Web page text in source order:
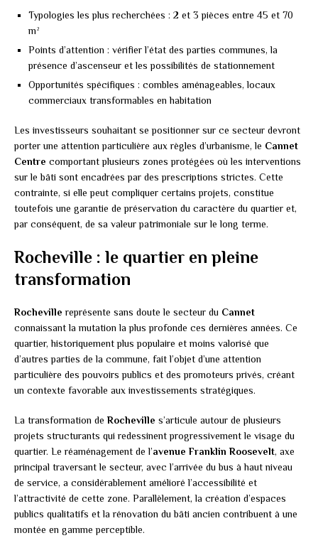
Typologies les plus recherchées : 2 et 3 pièces entre 45 et 70
m²
Points d’attention : vérifier l’état des parties communes, la
présence d’ascenseur et les possibilités de stationnement
Opportunités spécifiques : combles aménageables, locaux
commerciaux transformables en habitation
Les investisseurs souhaitant se positionner sur ce secteur devront
porter une attention particulière aux règles d’urbanisme, le Cannet
Centre comportant plusieurs zones protégées où les interventions
sur le bâti sont encadrées par des prescriptions strictes. Cette
contrainte, si elle peut compliquer certains projets, constitue
toutefois une garantie de préservation du caractère du quartier et,
par conséquent, de sa valeur patrimoniale sur le long terme.
Rocheville : le quartier en pleine
transformation
Rocheville représente sans doute le secteur du Cannet
connaissant la mutation la plus profonde ces dernières années. Ce
quartier, historiquement plus populaire et moins valorisé que
d’autres parties de la commune, fait l’objet d’une attention
particulière des pouvoirs publics et des promoteurs privés, créant
un contexte favorable aux investissements stratégiques.
La transformation deRocheville s’articule autour de plusieurs
projets structurants qui redessinent progressivement le visage du
quartier. Le réaménagement de l’avenue Franklin Roosevelt, axe
principal traversant le secteur, avec l’arrivée du bus à haut niveau
de service, a considérablement amélioré l’accessibilité et
l’attractivité de cette zone. Parallèlement, la création d’espaces
publics qualitatifs et la rénovation du bâti ancien contribuent à une
montée en gamme perceptible.